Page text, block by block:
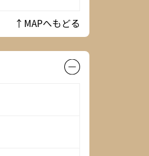
↑MAPへもどる